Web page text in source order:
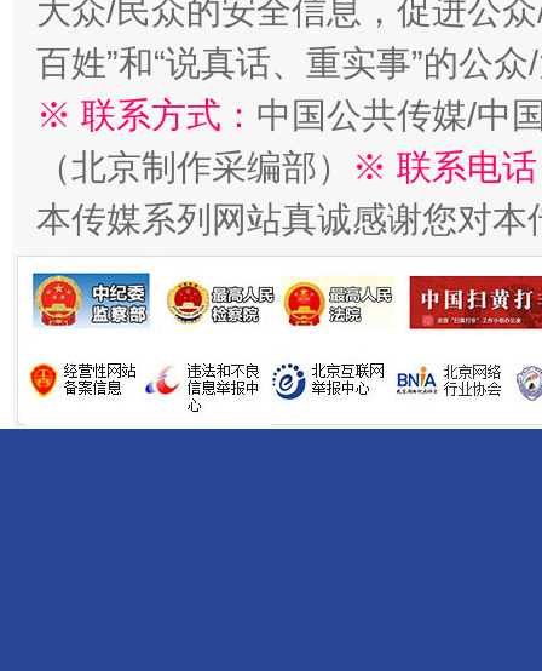
揭开“小金库”的免责幌子
大众/民众的安全信息，促进公
百姓”和“说真话、重实事”的公
※ 联系方式： 中国公共传媒/中
（北京制作采编部）
※ 联系电
本传媒系列网站真诚感谢您对